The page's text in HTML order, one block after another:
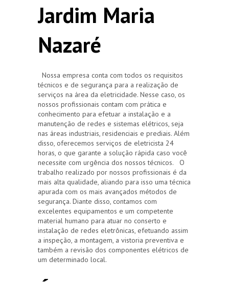
Jardim Maria
Nazaré
Nossa empresa conta com todos os requisitos
técnicos e de segurança para a realização de
serviços na área da eletricidade. Nesse caso, os
nossos profissionais contam com prática e
conhecimento para efetuar a instalação e a
manutenção de redes e sistemas elétricos, seja
nas áreas industriais, residenciais e prediais. Além
disso, oferecemos serviços de eletricista 24
horas, o que garante a solução rápida caso você
necessite com urgência dos nossos técnicos. O
trabalho realizado por nossos profissionais é da
mais alta qualidade, aliando para isso uma técnica
apurada com os mais avançados métodos de
segurança. Diante disso, contamos com
excelentes equipamentos e um competente
material humano para atuar no conserto e
instalação de redes eletrônicas, efetuando assim
a inspeção, a montagem, a vistoria preventiva e
também a revisão dos componentes elétricos de
um determinado local.